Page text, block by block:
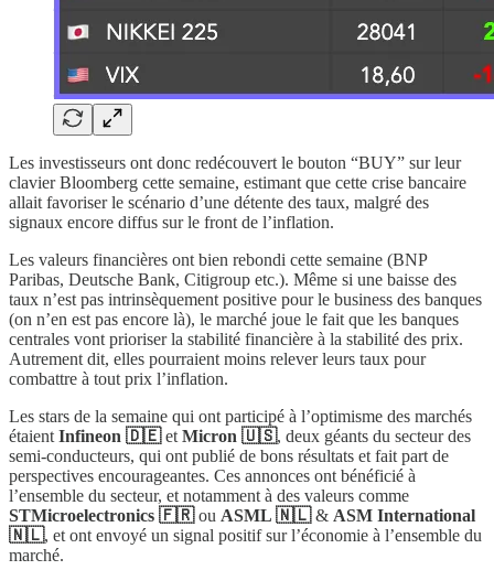
Les investisseurs ont donc redécouvert le bouton “BUY” sur leur
clavier Bloomberg cette semaine, estimant que cette crise bancaire
allait favoriser le scénario d’une détente des taux, malgré des
signaux encore diffus sur le front de l’inflation.
Les valeurs financières ont bien rebondi cette semaine (BNP
Paribas, Deutsche Bank, Citigroup etc.). Même si une baisse des
taux n’est pas intrinsèquement positive pour le business des banques
(on n’en est pas encore là), le marché joue le fait que les banques
centrales vont prioriser la stabilité financière à la stabilité des prix.
Autrement dit, elles pourraient moins relever leurs taux pour
combattre à tout prix l’inflation.
Les stars de la semaine qui ont participé à l’optimisme des marchés
étaient Infineon 🇩🇪et Micron 🇺🇸, deux géants du secteur des
semi-conducteurs, qui ont publié de bons résultats et fait part de
perspectives encourageantes. Ces annonces ont bénéficié à
l’ensemble du secteur, et notamment à des valeurs comme
STMicroelectronics 🇫🇷ou ASML 🇳🇱& ASM International
🇳🇱, et ont envoyé un signal positif sur l’économie à l’ensemble du
marché.